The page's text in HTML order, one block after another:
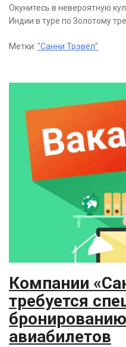
Окунитесь в невероятную
Индии в туре по Золотому
Метки: "Санни Трэвел"
Компании
требуется
авиабилетов